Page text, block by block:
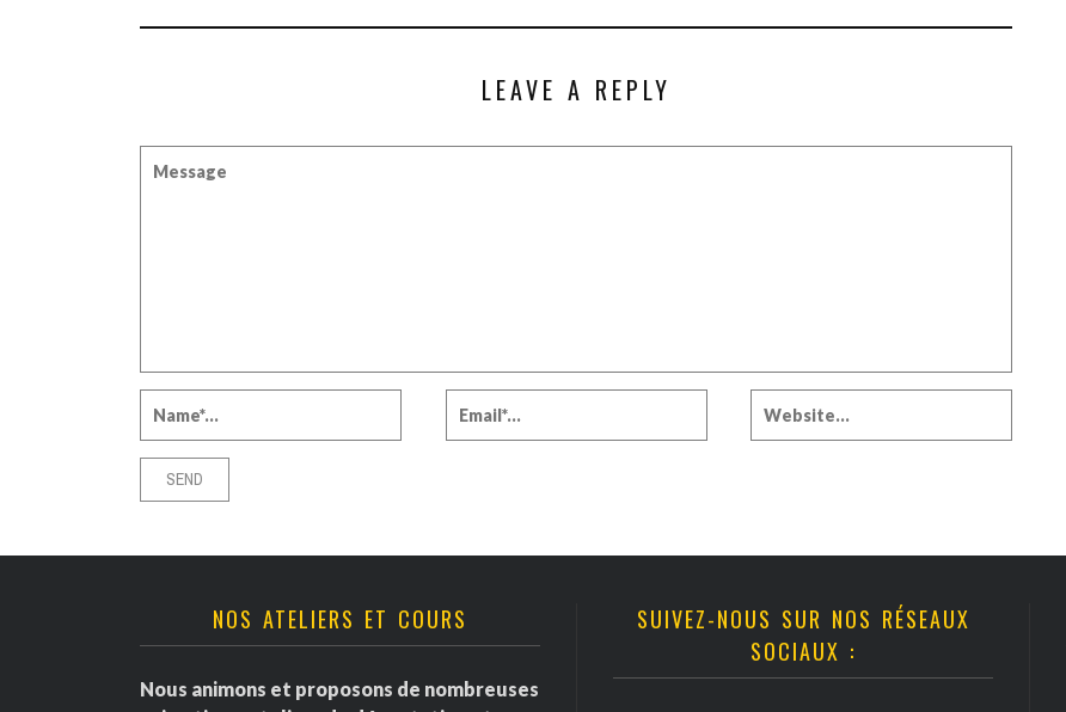
LEAVE A REPLY
NOS ATELIERS ET COURS
Nous animons et proposons de nombreuses
SUIVEZ-NOUS SUR NOS RÉSEAUX
SOCIAUX :